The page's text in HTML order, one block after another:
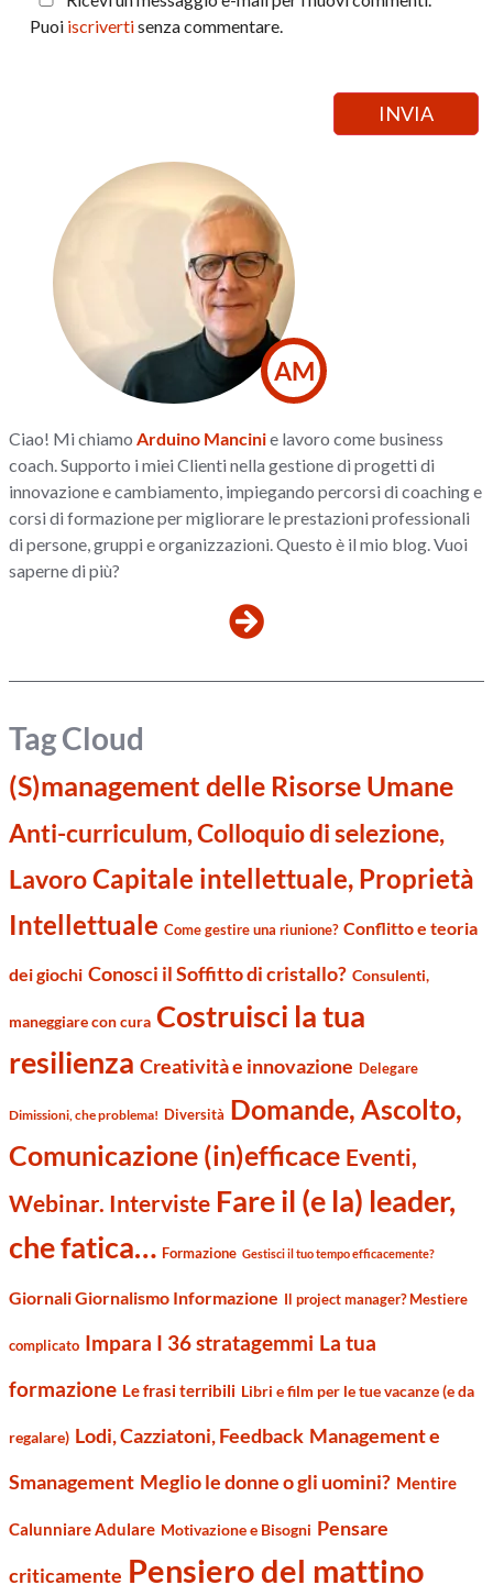
Puoi iscrivertisenza commentare.
AM
Ciao! Mi chiamo Arduino Mancinie lavoro come business
coach. Supporto i miei Clienti nella gestione di progetti di
innovazione e cambiamento, impiegando percorsi di coaching e
corsi di formazione per migliorare le prestazioni professionali
di persone, gruppi e organizzazioni. Questo è il mio blog. Vuoi
saperne di più?
Tag Cloud
(S)management delle Risorse Umane
Anti-curriculum, Colloquio di selezione,
LavoroCapitale intellettuale, Proprietà
Intellettuale Come gestire una riunione? Conflitto e teoria
dei giochi Conosci il Soffitto di cristallo? Consulenti,
maneggiare con cura Costruisci la tua
resilienza Creatività e innovazione Delegare
Dimissioni, che problema! Diversità Domande, Ascolto,
Comunicazione (in)efficace Eventi,
Webinar. Interviste Fare il (e la) leader,
che fatica… Formazione Gestisci il tuo tempo efficacemente?
Giornali Giornalismo Informazione Il project manager? Mestiere
complicato Impara I 36 stratagemmi La tua
formazione Le frasi terribili Libri e film per le tue vacanze (e da
regalare) Lodi, Cazziatoni, Feedback Management e
Smanagement Meglio le donne o gli uomini? Mentire
Calunniare Adulare Motivazione e Bisogni Pensare
criticamente Pensiero del mattino